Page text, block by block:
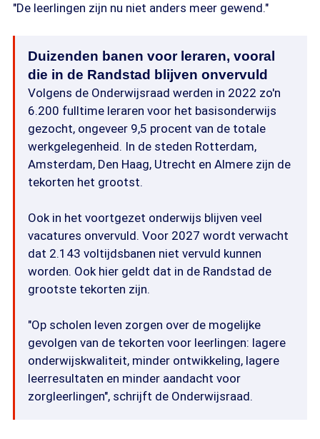
"De leerlingen zijn nu niet anders meer gewend."
Duizenden banen voor leraren, vooral
die in de Randstad blijven onvervuld
Volgens de Onderwijsraad werden in 2022 zo'n
6.200 fulltime leraren voor het basisonderwijs
gezocht, ongeveer 9,5 procent van de totale
werkgelegenheid. In de steden Rotterdam,
Amsterdam, Den Haag, Utrecht en Almere zijn de
tekorten het grootst.
Ook in het voortgezet onderwijs blijven veel
vacatures onvervuld. Voor 2027 wordt verwacht
dat 2.143 voltijdsbanen niet vervuld kunnen
worden. Ook hier geldt dat in de Randstad de
grootste tekorten zijn.
"Op scholen leven zorgen over de mogelijke
gevolgen van de tekorten voor leerlingen: lagere
onderwijskwaliteit, minder ontwikkeling, lagere
leerresultaten en minder aandacht voor
zorgleerlingen", schrijft de Onderwijsraad.